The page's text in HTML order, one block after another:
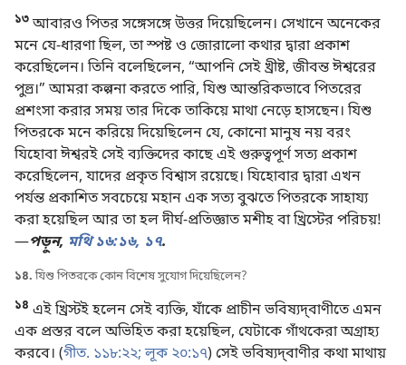
১৩আবারও পিতর সঙ্গেসঙ্গে উত্তর দিয়েছিলেন। সেখানে অনেকের
মনে যে-ধারণা ছিল, তা স্পষ্ট ও জোরালো কথার দ্বারা প্রকাশ
করেছিলেন। তিনি বলেছিলেন, “আপনি সেই খ্রীষ্ট, জীবন্ত ঈশ্বরের
পুত্ত্র।” আমরা কল্পনা করতে পারি, যিশু আন্তরিকভাবে পিতরের
প্রশংসা করার সময় তার দিকে তাকিয়ে মাথা নেড়ে হাসছেন। যিশু
পিতরকে মনে করিয়ে দিয়েছিলেন যে, কোনো মানুষ নয় বরং
যিহোবা ঈশ্বরই সেই ব্যক্তিদের কাছে এই গুরুত্বপূর্ণ সত্য প্রকাশ
করেছিলেন, যাদের প্রকৃত বিশ্বাস রয়েছে। যিহোবার দ্বারা এখন
পর্যন্ত প্রকাশিত সবচেয়ে মহান এক সত্য বুঝতে পিতরকে সাহায্য
করা হয়েছিল আর তা হল দীর্ঘ-প্রতিজ্ঞাত মশীহ বা খ্রিস্টের পরিচয়!
—পড়ুন, মথি ১৬:১৬, ১৭.
১৪. যিশু পিতরকে কোন বিশেষ সুযোগ দিয়েছিলেন?
১৪ এই খ্রিস্টই হলেন সেই ব্যক্তি, যাঁকে প্রাচীন ভবিষ্যদ্‌বাণীতে এমন
এক প্রস্তর বলে অভিহিত করা হয়েছিল, যেটাকে গাঁথকেরা অগ্রাহ্য
করবে। (গীত. ১১৮:২২;লূক ২০:১৭) সেই ভবিষ্যদ্‌বাণীর কথা মাথায়